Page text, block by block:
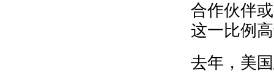
合作伙伴
这一比例
去年，美